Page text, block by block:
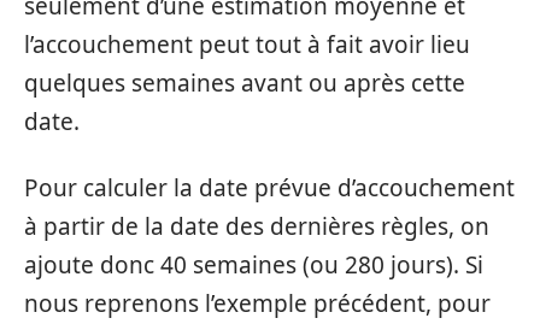
seulement d’une estimation moyenne et
l’accouchement peut tout à fait avoir lieu
quelques semaines avant ou après cette
date.
Pour calculer la date prévue d’accouchement
à partir de la date des dernières règles, on
ajoute donc 40 semaines (ou 280 jours). Si
nous reprenons l’exemple précédent, pour